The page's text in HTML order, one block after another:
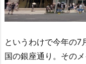
というわけで今年の7
国の銀座通り。その